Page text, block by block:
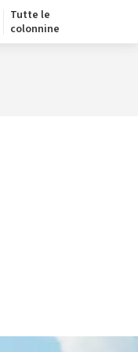
Tutte le
colonnine